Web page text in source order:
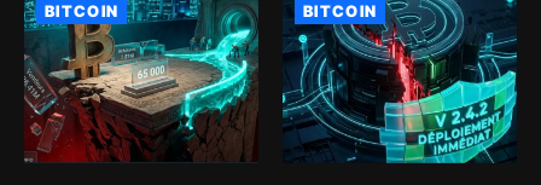
BITCOIN BITCOIN